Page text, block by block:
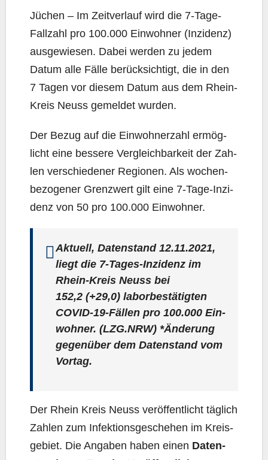
Jüchen – Im Zeit­ver­lauf wird die 7‑Ta­ge-
Fall­zahl pro 100.000 Ein­woh­ner (Inzi­denz)
aus­ge­wie­sen. Dabei wer­den zu jedem
Datum alle Fäl­le berück­sich­tigt, die in den
7 Tagen vor die­sem Datum aus dem Rhein-
Kreis Neuss gemel­det wurden.
Der Bezug auf die Ein­woh­ner­zahl ermög­
licht eine bes­se­re Ver­gleich­bar­keit der Zah­
len ver­schie­de­ner Regio­nen. Als wochen­
be­zo­ge­ner Grenz­wert gilt eine 7‑Ta­ge-Inzi­
denz von 50 pro 100.000 Einwohner.
Aktu­ell, Daten­stand 12.11.2021,
liegt die 7‑Ta­ges-Inzi­denz im
Rhein-Kreis Neuss bei
152,2 (+29,0) labor­be­stä­tig­ten
COVID-19-Fäl­len pro 100.000 Ein­
woh­ner. (LZG.NRW) *Ände­rung
gegen­über dem Daten­stand vom
Vortag.
Der Rhein Kreis Neuss ver­öf­fent­licht täg­lich
Zah­len zum Infek­ti­ons­ge­sche­hen im Kreis­
ge­biet. Die Anga­ben haben einen Daten­